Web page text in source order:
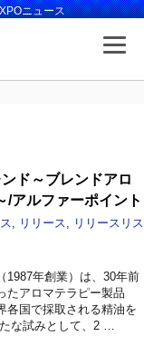
ニュース
ド～ブレンドアロ
/アルファーポイント
リリース
リリースリス
1987年創業）は、30年前
たアロマテラピー製品
各国で採取される精油を
な試みとして、2 …